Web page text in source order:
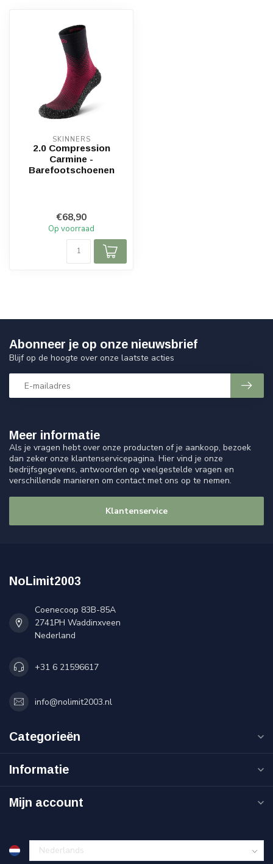
SKINNERS
2.0 Compression
Carmine -
Barefootschoenen
€68,90
Op voorraad
Meer informatie
Als je vragen hebt over onze producten of je aankoop, bezoek
dan zeker onze klantenservicepagina. Hier vind je onze
bedrijfsgegevens, antwoorden op veelgestelde vragen en
verschillende manieren om contact met ons op te nemen.
Klantenservice
Abonneer je op onze nieuwsbrief
Blijf op de hoogte over onze laatste acties
NoLimit2003
Coenecoop 83B-85A
2741PH Waddinxveen
Nederland
+31 6 21596617
info@nolimit2003.nl
Categorieën
Informatie
Mijn account